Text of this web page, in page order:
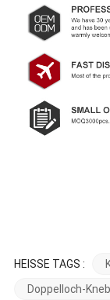
HEISSE TAGS :
Doppelloch-